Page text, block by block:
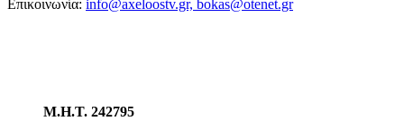
Επικοινωνία: info@axeloostv.gr, bokas@otenet.gr
Μ.Η.Τ. 242795